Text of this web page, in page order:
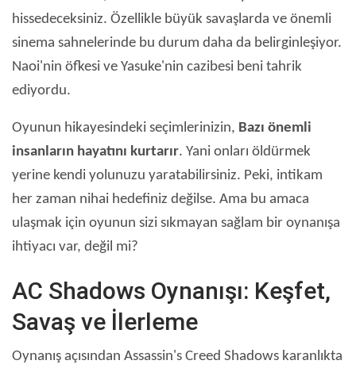
hissedeceksiniz. Özellikle büyük savaşlarda ve önemli
sinema sahnelerinde bu durum daha da belirginleşiyor.
Naoi'nin öfkesi ve Yasuke'nin cazibesi beni tahrik
ediyordu.
Oyunun hikayesindeki seçimlerinizin, Bazı önemli
insanların hayatını kurtarır. Yani onları öldürmek
yerine kendi yolunuzu yaratabilirsiniz. Peki, intikam
her zaman nihai hedefiniz değilse. Ama bu amaca
ulaşmak için oyunun sizi sıkmayan sağlam bir oynanışa
ihtiyacı var, değil mi?
AC Shadows Oynanışı: Keşfet,
Savaş ve İlerleme
Oynanış açısından Assassin's Creed Shadows karanlıkta